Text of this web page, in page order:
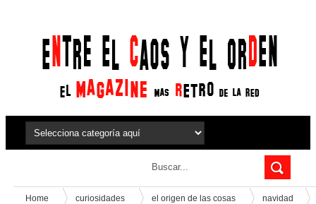
Home curiosidades el origen de las cosas
navidad